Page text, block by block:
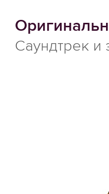
Саундтрек